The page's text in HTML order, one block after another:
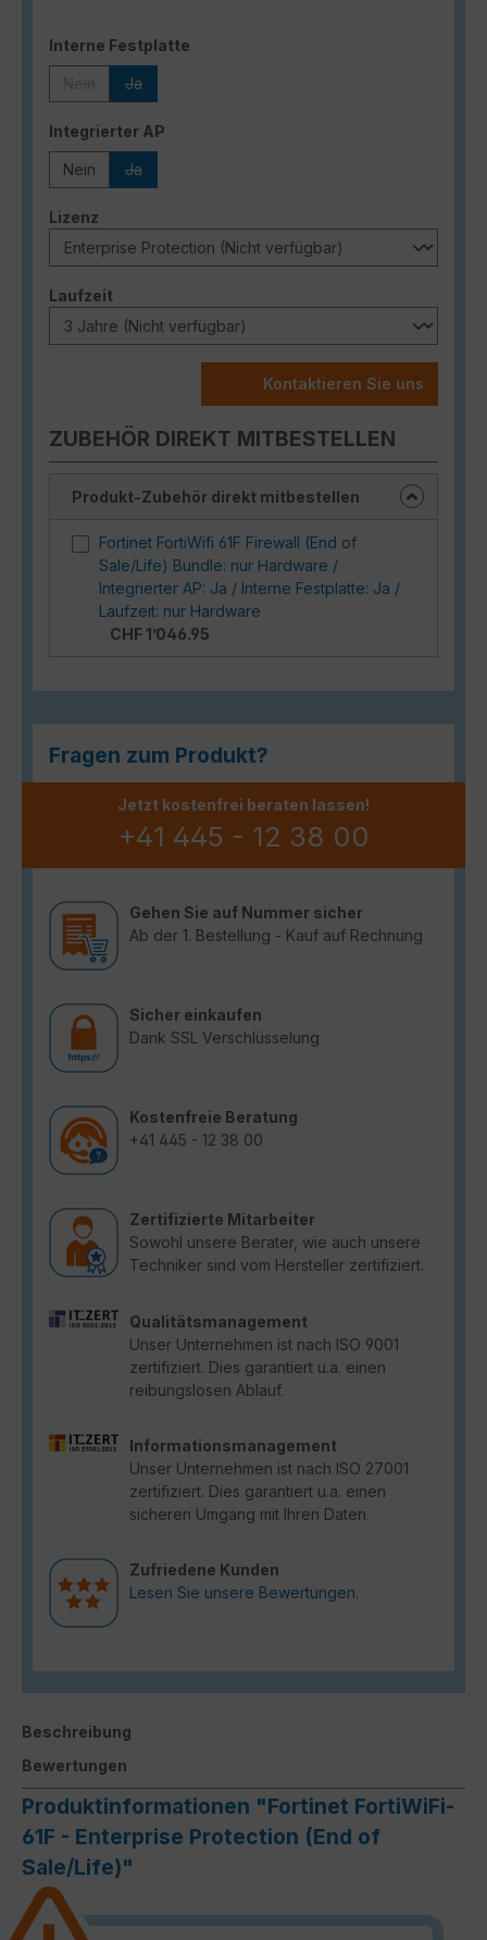
Interne Festplatte
Ja
Integrierter AP
Nein Ja
Lizenz
Laufzeitauswählen
Kontaktieren Sie uns
ZUBEHÖR DIREKT MITBESTELLEN
Produkt-Zubehör direkt mitbestellen
Fortinet FortiWifi 61F Firewall (End of
Sale/Life) Bundle: nur Hardware /
Integrierter AP: Ja / Interne Festplatte: Ja /
Laufzeit: nur Hardware
CHF 1’046.95
Fragen zum Produkt?
Jetzt kostenfrei beraten lassen!
+41 445 - 12 38 00
Gehen Sie auf Nummer sicher
Ab der 1. Bestellung - Kauf auf Rechnung
Sicher einkaufen
Dank SSL Verschlüsselung
Kostenfreie Beratung
+41 445 - 12 38 00
Zertifizierte Mitarbeiter
Sowohl unsere Berater, wie auch unsere
Techniker sind vom Hersteller zertifiziert.
Qualitätsmanagement
Unser Unternehmen ist nach ISO 9001
zertifiziert. Dies garantiert u.a. einen
reibungslosen Ablauf.
Informationsmanagement
Unser Unternehmen ist nach ISO 27001
zertifiziert. Dies garantiert u.a. einen
sicheren Umgang mit Ihren Daten.
Zufriedene Kunden
Lesen Sie unsere Bewertungen.
Beschreibung
Bewertungen
Produktinformationen "Fortinet FortiWiFi-
61F - Enterprise Protection (End of
Sale/Life)"